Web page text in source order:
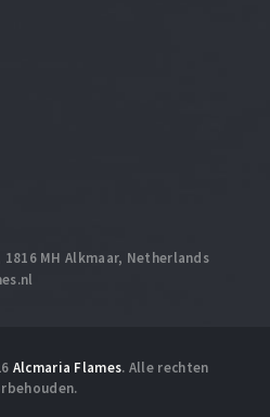
MH Alkmaar, Netherlands
Alcmaria Flames. Alle rechten